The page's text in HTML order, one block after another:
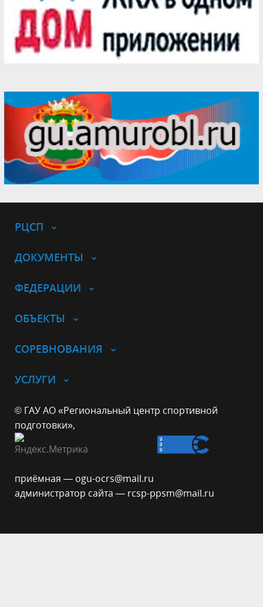
РЦСП
ДОКУМЕНТЫ
ФЕДЕРАЦИИ
ОБЪЕКТЫ
СОРЕВНОВАНИЯ
УСЛУГИ
© ГАУ АО «Региональный центр спортивной
подготовки»,
приёмная — ogu-ocrs@mail.ru
администратор сайта — rcsp-ppsm@mail.ru